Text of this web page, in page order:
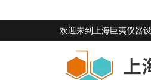
欢迎来到 上海巨夷仪器